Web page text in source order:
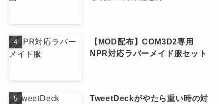
【MOD配布】COM3D2専用
NPR対応ラバーメイド服セット
TweetDeckがやたら重い時の対